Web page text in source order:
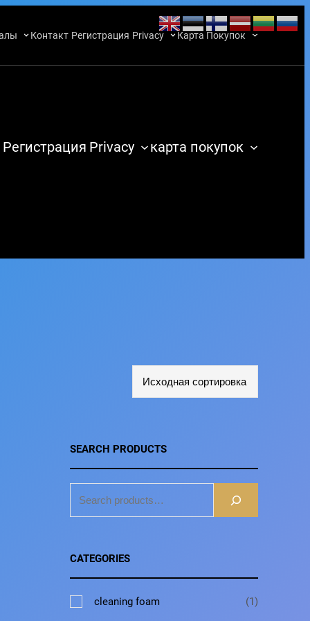
Контакт Регистрация Privacy Карта Покупок
Регистрация Privacy карта покупок
SEARCH PRODUCTS
C
H
CATEGORIES
cleaning foam 1 1